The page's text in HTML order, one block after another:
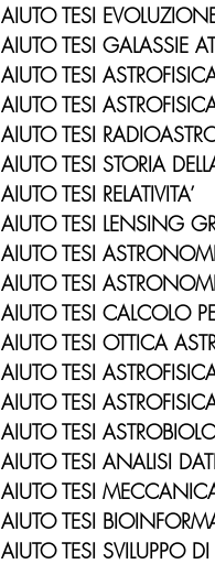
AIUTO TESI
AIUTO TESI GALASSIE
AIUTO TESI
AIUTO TESI
AIUTO TESI
AIUTO TESI STORIA
AIUTO TESI RELATIVITA’
AIUTO TESI LENSING
AIUTO TESI
AIUTO TESI
AIUTO TESI CALCOLO
AIUTO TESI OTTICA
AIUTO TESI
AIUTO TESI
AIUTO TESI
AIUTO TESI ANALISI
AIUTO TESI
AIUTO TESI
AIUTO TESI SVILUPPO